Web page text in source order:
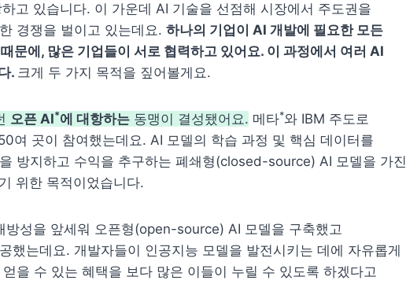
고 있습니다. 이 가운데 AI 기술을 선점해 시장에서 주도권을
경쟁을 벌이고 있는데요. 하나의 기업이 AI 개발에 필요한 모든
문에, 많은 기업들이 서로 협력하고 있어요. 이 과정에서 여러 AI
. 크게 두 가지 목적을 짚어볼게요.
오픈 AI*에 대항하는 동맹이 결성됐어요. 메타*와 IBM 주도로
여 곳이 참여했는데요. AI 모델의 학습 과정 및 핵심 데이터를
방지하고 수익을 추구하는 폐쇄형(closed-source) AI 모델을 가진
위한 목적이었습니다.
방성을 앞세워 오픈형(open-source) AI 모델을 구축했고
했는데요. 개발자들이 인공지능 모델을 발전시키는 데에 자유롭게
을 수 있는 혜택을 보다 많은 이들이 누릴 수 있도록 하겠다고